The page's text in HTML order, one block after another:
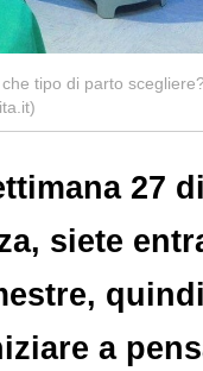
tipo di parto scegliere?
27 di
siete
a